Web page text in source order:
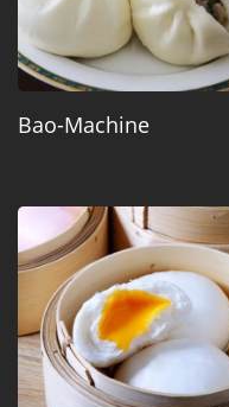
Bao-Machine